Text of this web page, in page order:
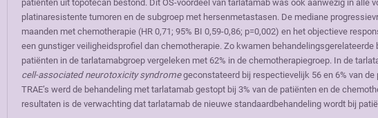
patiënten uit topotecan bestond. Dit OS-voordeel van tarlatamab was ook aanwezig in
platinaresistente tumoren en de subgroep met hersenmetastasen. De mediane
maanden met chemotherapie (HR 0,71; 95% BI 0,59-0,86; p=0,002) en het objectieve
een gunstiger veiligheidsprofiel dan chemotherapie. Zo kwamen behandelingsgerelateerde
patiënten in de tarlatamabgroep vergeleken met 62% in de chemotherapiegroep. In de
cell-associated neurotoxicity syndromegeconstateerd bij respectievelijk 56 en 6% van
TRAE’s werd de behandeling met tarlatamab gestopt bij 3% van de patiënten en de
resultaten is de verwachting dat tarlatamab de nieuwe standaardbehandeling wordt bij